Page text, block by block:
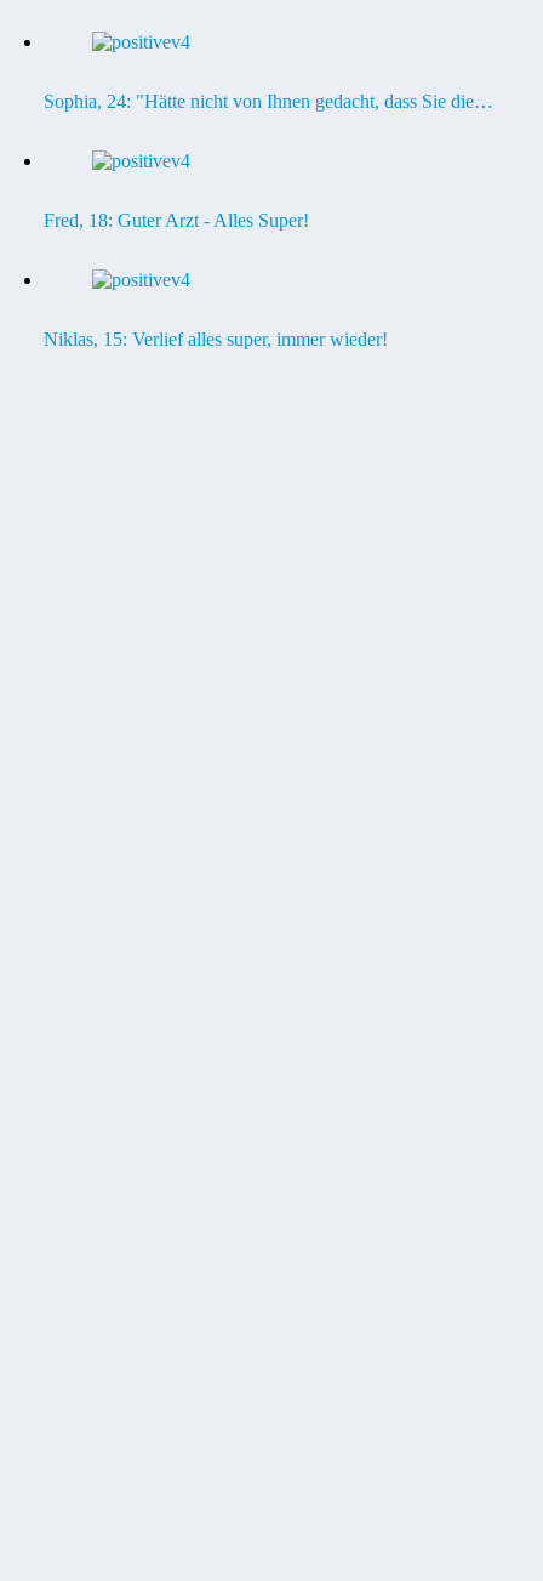
Sophia, 24: "Hätte nicht von Ihnen gedacht, dass Sie die…
Fred, 18: Guter Arzt - Alles Super!
Niklas, 15: Verlief alles super, immer wieder!